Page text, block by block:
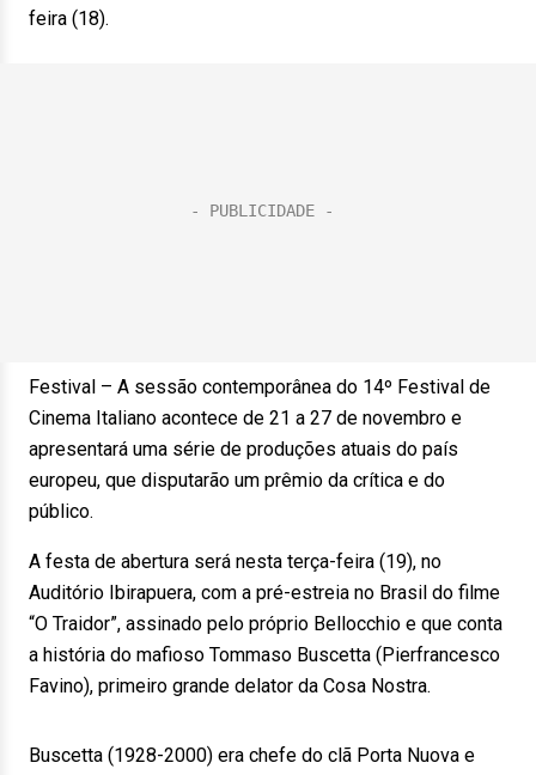
feira (18).
Festival – A sessão contemporânea do 14º Festival de
Cinema Italiano acontece de 21 a 27 de novembro e
apresentará uma série de produções atuais do país
europeu, que disputarão um prêmio da crítica e do
público.
A festa de abertura será nesta terça-feira (19), no
Auditório Ibirapuera, com a pré-estreia no Brasil do filme
“O Traidor”, assinado pelo próprio Bellocchio e que conta
a história do mafioso Tommaso Buscetta (Pierfrancesco
Favino), primeiro grande delator da Cosa Nostra.
Buscetta (1928-2000) era chefe do clã Porta Nuova e